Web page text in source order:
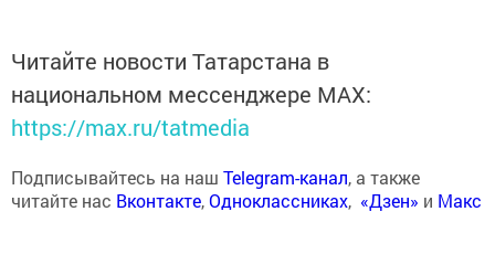
Читайте новости Татарстана в
национальном мессенджере MАХ:
https://max.ru/tatmedia
Подписывайтесь на наш Telegram-канал, а также
читайте нас Вконтакте,Одноклассниках, «Дзен» и Макс